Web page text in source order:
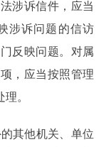
涉诉信件，应当
涉诉问题的信访
反映问题。对属
，应当按照管理
。
其他机关、单位